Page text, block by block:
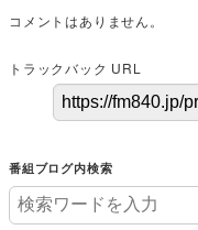
コメントはありません。
トラックバック URL
番組ブログ内検索